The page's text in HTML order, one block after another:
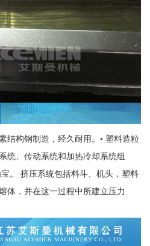
结构钢制造，经久耐用。• 塑料造粒
统、传动系统和加热冷却系统组
。 挤压系统包括料斗、机头，塑料
体，并在这一过程中所建立压力